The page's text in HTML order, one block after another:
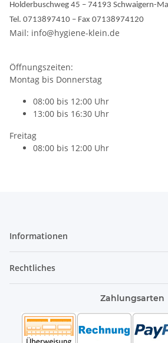
Holderbuschweg 45 – 74193 Schwaigern-
Tel. 0713897410 – Fax 07138974120
Mail: info@hygiene-klein.de
Öffnungszeiten:
Montag bis Donnerstag
08:00 bis 12:00 Uhr
13:00 bis 16:30 Uhr
Freitag
08:00 bis 12:00 Uhr
Informationen
Rechtliches
Zahlungsarten